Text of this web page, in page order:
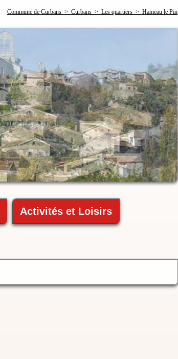
Commune de Curbans > Curbans > Les quartiers > Hameau le Pin
Activités et Loisirs